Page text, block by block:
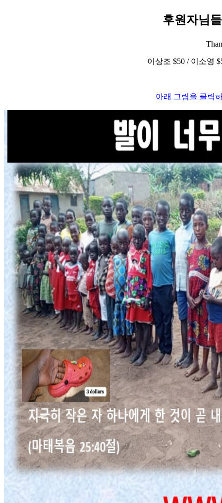
후원자님
이상조 $50 / 이소영
아래 그림을 클릭